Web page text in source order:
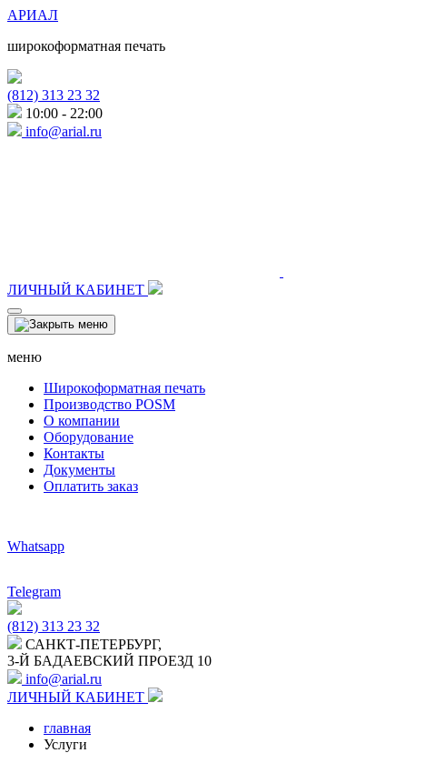
АРИАЛ
широкоформатная печать
(812) 313 23 32
10:00 - 22:00
info@arial.ru
ЛИЧНЫЙ КАБИНЕТ
меню
Широкоформатная печать
Производство POSM
О компании
Оборудование
Контакты
Документы
Оплатить заказ
Whatsapp
Telegram
(812) 313 23 32
САНКТ-ПЕТЕРБУРГ,
3-Й БАДАЕВСКИЙ ПРОЕЗД 10
info@arial.ru
ЛИЧНЫЙ КАБИНЕТ
главная
Услуги